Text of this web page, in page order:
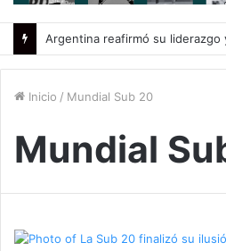
Inicio / Mundial Sub 20
Mundial